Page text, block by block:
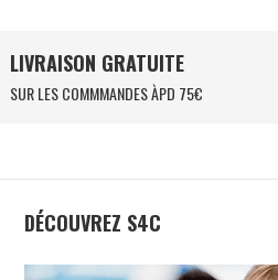
LIVRAISON GRATUITE
SUR LES COMMMANDES ÀPD 75€
NOX EQUATION 24
DÉCOUVREZ S4C